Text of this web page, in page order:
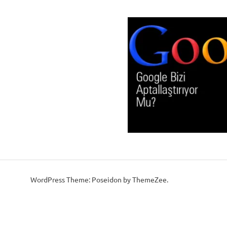
WordPress Theme: Poseidon by ThemeZee.